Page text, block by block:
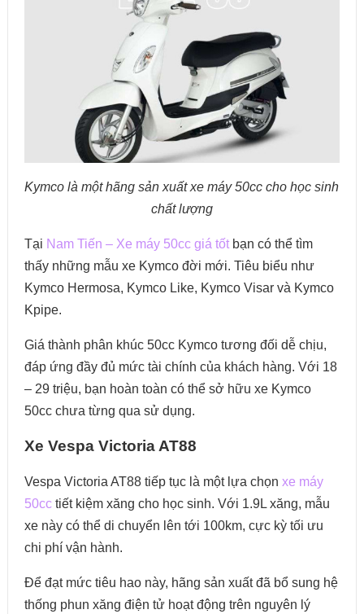
Kymco là một hãng sản xuất xe máy 50cc cho học sinh
chất lượng
Tại Nam Tiến – Xe máy 50cc giá tốtbạn có thể tìm
thấy những mẫu xe Kymco đời mới. Tiêu biểu như
Kymco Hermosa, Kymco Like, Kymco Visar và Kymco
Kpipe.
Giá thành phân khúc 50cc Kymco tương đối dễ chịu,
đáp ứng đầy đủ mức tài chính của khách hàng. Với 18
– 29 triệu, bạn hoàn toàn có thể sở hữu xe Kymco
50cc chưa từng qua sử dụng.
Xe Vespa Victoria AT88
Vespa Victoria AT88 tiếp tục là một lựa chọn xe máy
50cctiết kiệm xăng cho học sinh. Với 1.9L xăng, mẫu
xe này có thể di chuyển lên tới 100km, cực kỳ tối ưu
chi phí vận hành.
Để đạt mức tiêu hao này, hãng sản xuất đã bổ sung hệ
thống phun xăng điện tử hoạt động trên nguyên lý